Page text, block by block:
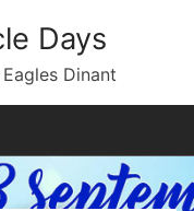
Days
Dinant